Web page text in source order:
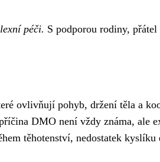
péči. S podporou rodiny,
ovlivňují pohyb, držení těla a
DMO není vždy známa,
těhotenství, nedostatek